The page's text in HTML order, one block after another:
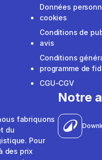
Données
cookies
Conditions de
avis
Conditions
programme de
CGU-CGV
fabriquons
du
Pour
des prix
Notre